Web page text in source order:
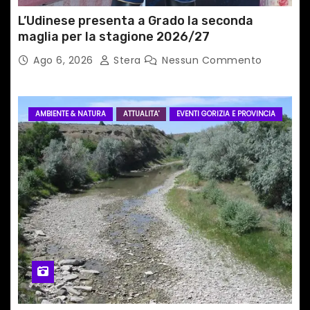
i
L’Udinese presenta a Grado la seconda
maglia per la stagione 2026/27
Ago 6, 2026 Stera Nessun Commento
AMBIENTE & NATURA ATTUALITA' EVENTI GORIZIA E PROVINCIA